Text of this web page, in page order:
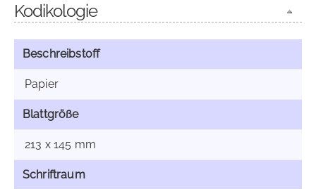
Kodikologie
Beschreibstoff
Papier
Blattgröße
213 x 145 mm
Schriftraum